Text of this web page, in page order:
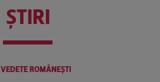
ŞTIRI
VEDETE ROMÂNEŞTI